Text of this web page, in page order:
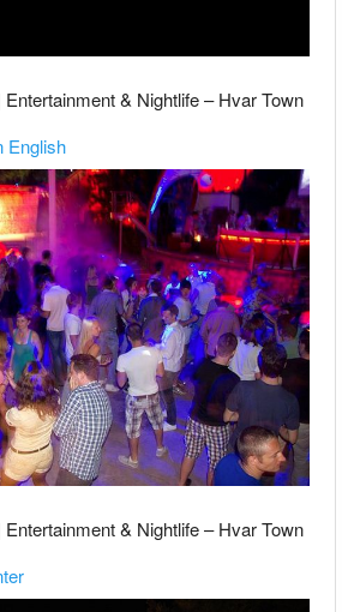
& Nightlife – Hvar Town
English
& Nightlife – Hvar Town